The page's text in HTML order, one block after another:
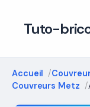
Tuto-
Accueil
Couvreurs Metz